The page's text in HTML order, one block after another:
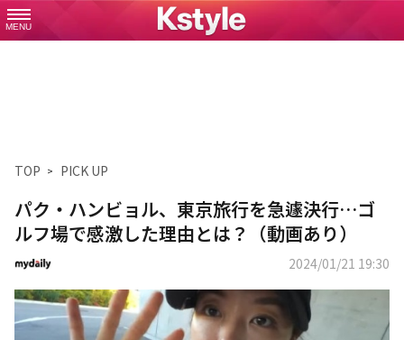
MENU
TOP PICK UP
パク・ハンビョル、東京旅行を急遽決行…ゴ
ルフ場で感激した理由とは？（動画あり）
2024/01/21 19:30